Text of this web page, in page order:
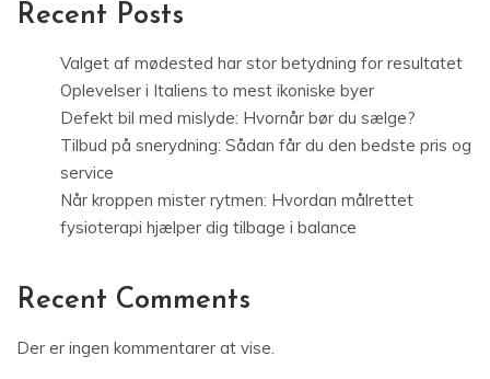
Recent Posts
Valget af mødested har stor betydning for resultatet
Oplevelser i Italiens to mest ikoniske byer
Defekt bil med mislyde: Hvornår bør du sælge?
Tilbud på snerydning: Sådan får du den bedste pris og
service
Når kroppen mister rytmen: Hvordan målrettet
fysioterapi hjælper dig tilbage i balance
Recent Comments
Der er ingen kommentarer at vise.